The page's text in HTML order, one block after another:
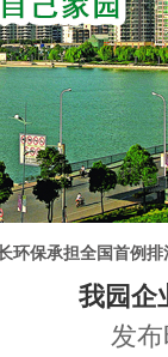
环保承担全国首例
我园企
发